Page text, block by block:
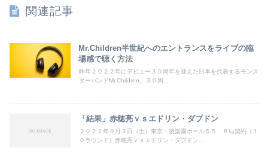
関連記事
Mr.Children半世紀へのエントランスをライブの臨
場感で聴く方法
昨年２０２２年にデビュー３０周年を迎えた日本を代表するモンス
ターバンドMr.Children。３０周...
「結果」赤穂亮ｖｓエドリン・ダプドン
２０２２年９月３日（土）東京・後楽園ホール５５．８㎏契約（１
０ラウンド）赤穂亮ｖｓエドリン・ダプドン...